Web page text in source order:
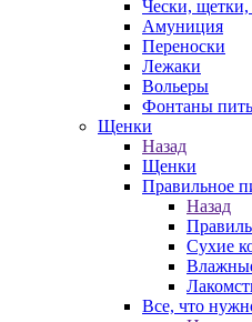
Чески, щетки,
Амуниция
Переноски
Лежаки
Вольеры
Фонтаны
Щенки
Назад
Щенки
Правильное
Назад
Сухие
Все, что